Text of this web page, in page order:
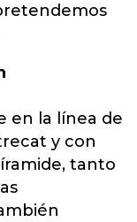
en la línea de
y con
tanto